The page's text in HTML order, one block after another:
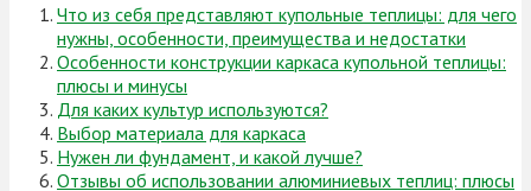
Что из себя представляют купольные теплицы: для чего
нужны, особенности, преимущества и недостатки
Особенности конструкции каркаса купольной теплицы:
плюсы и минусы
Для каких культур используются?
Выбор материала для каркаса
Нужен ли фундамент, и какой лучше?
Отзывы об использовании алюминиевых теплиц: плюсы